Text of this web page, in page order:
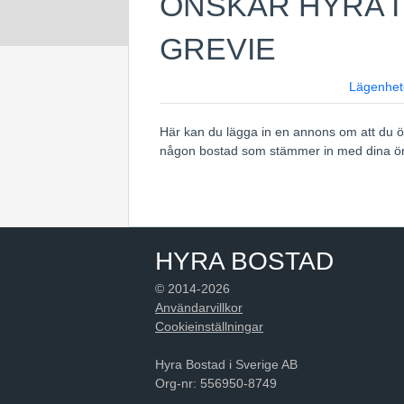
GREVIE
Här kan du lägga in en annons om att du
någon bostad som stämmer in med dina
HYRA BOSTAD
© 2014-2026
Användarvillkor
Cookieinställningar
Hyra Bostad i Sverige AB
Org-nr: 556950-8749